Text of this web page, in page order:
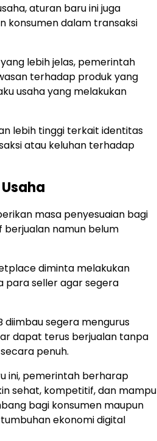
aturan baru ini juga
konsumen dalam transaksi
lebih jelas, pemerintah
terhadap produk yang
usaha yang melakukan
lebih tinggi terkait identitas
atau keluhan terhadap
masa penyesuaian bagi
berjualan namun belum
diminta melakukan
para seller agar segera
diimbau segera mengurus
dapat terus berjualan tanpa
penuh.
ini, pemerintah berharap
sehat, kompetitif, dan mampu
bagi konsumen maupun
ekonomi digital